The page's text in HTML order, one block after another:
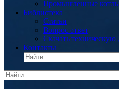
Промышленные
Библиотека
Статьи
Вопрос ответ
Скачать
Контакты